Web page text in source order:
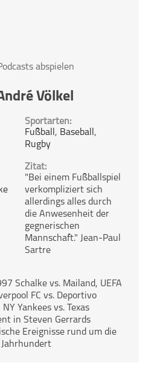
abspielen
Völkel
Sportarten:
Fußball , Baseball ,
Rugby
Zitat:
"Bei einem Fußballspiel
verkompliziert sich
allerdings alles durch
die Anwesenheit der
gegnerischen
Mannschaft." Jean-Paul
Sartre
Schalke vs. Mailand, UEFA
FC vs. Deportivo
Yankees vs. Texas
in Steven Gerrards
Ereignisse rund um die
Jahrhundert